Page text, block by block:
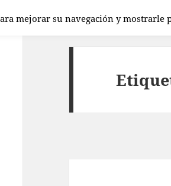
mejorar su navegación y mostrarle